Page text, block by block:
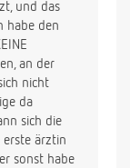
und das
habe den
an der
nicht
da
sich die
erste ärztin
sonst habe